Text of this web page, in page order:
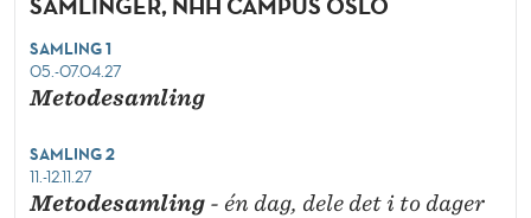
SAMLING 1
05.-07.04.27
Metodesamling
SAMLING 2
11.-12.11.27
Metodesamling - én dag, dele det i to dager